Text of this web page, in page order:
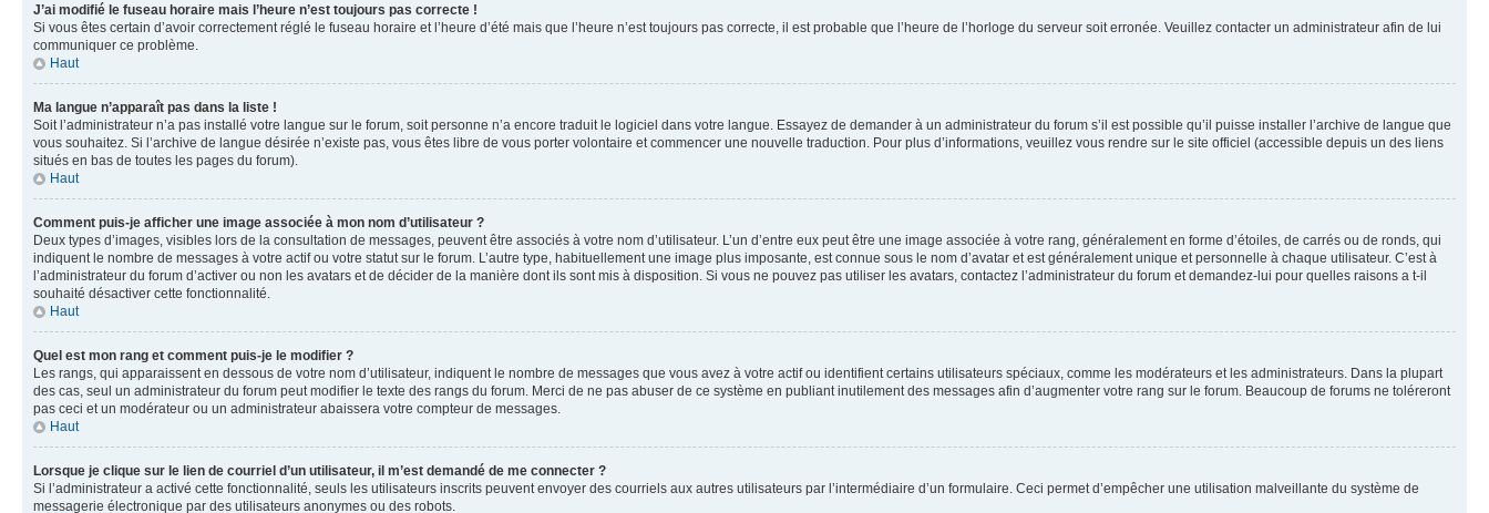
J’ai modifié le fuseau horaire mais l’heure n’est toujours pas correcte !
Si vous êtes certain d’avoir correctement réglé le fuseau horaire et l’heure d’été mais que l’heure n’est toujours pas correcte, il est probable que l’heure de l’horloge du serveur soit erronée. Veuillez contacter un administrateur afin de lui
communiquer ce problème.
Haut
Ma langue n’apparaît pas dans la liste !
Soit l’administrateur n’a pas installé votre langue sur le forum, soit personne n’a encore traduit le logiciel dans votre langue. Essayez de demander à un administrateur du forum s’il est possible qu’il puisse installer l’archive de langue que
vous souhaitez. Si l’archive de langue désirée n’existe pas, vous êtes libre de vous porter volontaire et commencer une nouvelle traduction. Pour plus d’informations, veuillez vous rendre sur le site officiel (accessible depuis un des liens
situés en bas de toutes les pages du forum).
Haut
Comment puis-je afficher une image associée à mon nom d’utilisateur ?
Deux types d’images, visibles lors de la consultation de messages, peuvent être associés à votre nom d’utilisateur. L’un d’entre eux peut être une image associée à votre rang, généralement en forme d’étoiles, de carrés ou de ronds, qui
indiquent le nombre de messages à votre actif ou votre statut sur le forum. L’autre type, habituellement une image plus imposante, est connue sous le nom d’avatar et est généralement unique et personnelle à chaque utilisateur. C’est à
l’administrateur du forum d’activer ou non les avatars et de décider de la manière dont ils sont mis à disposition. Si vous ne pouvez pas utiliser les avatars, contactez l’administrateur du forum et demandez-lui pour quelles raisons a t-il
souhaité désactiver cette fonctionnalité.
Haut
Quel est mon rang et comment puis-je le modifier ?
Les rangs, qui apparaissent en dessous de votre nom d’utilisateur, indiquent le nombre de messages que vous avez à votre actif ou identifient certains utilisateurs spéciaux, comme les modérateurs et les administrateurs. Dans la plupart
des cas, seul un administrateur du forum peut modifier le texte des rangs du forum. Merci de ne pas abuser de ce système en publiant inutilement des messages afin d’augmenter votre rang sur le forum. Beaucoup de forums ne toléreront
pas ceci et un modérateur ou un administrateur abaissera votre compteur de messages.
Haut
Lorsque je clique sur le lien de courriel d’un utilisateur, il m’est demandé de me connecter ?
Si l’administrateur a activé cette fonctionnalité, seuls les utilisateurs inscrits peuvent envoyer des courriels aux autres utilisateurs par l’intermédiaire d’un formulaire. Ceci permet d’empêcher une utilisation malveillante du système de
messagerie électronique par des utilisateurs anonymes ou des robots.